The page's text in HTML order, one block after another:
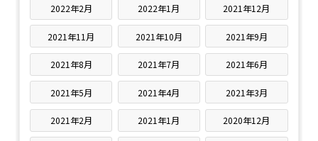
2022年2月 2022年1月 2021年12月
2021年11月 2021年10月 2021年9月
2021年8月 2021年7月 2021年6月
2021年5月 2021年4月 2021年3月
2021年2月 2021年1月 2020年12月